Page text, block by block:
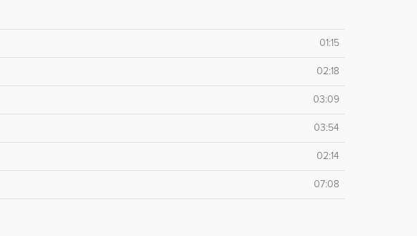
01:15
02:18
03:09
03:54
02:14
07:08